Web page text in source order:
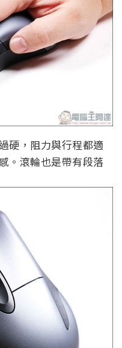
硬，阻力與行程都適
。滾輪也是帶有段落